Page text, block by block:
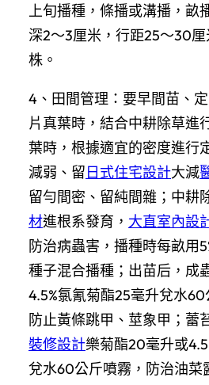
上旬播種，條播或溝播，畝
深2～3厘米，行距25～30
株。
4、田間管理：要早間苗、
片真葉時，結合中耕除草進
葉時，根據適宜的密度進行
減弱、留日式住宅設計大減
留勻間密、留純間雜；中耕
材進根系發育， 大直室內設
防治病蟲害，播種時每畝用
種子混合播種；出苗后，成
4.5%氯氰菊酯25毫升兌水60
防止黃條跳甲、莖象甲；蕾
裝修設計樂菊酯20毫升或
兌水60公斤噴霧，防治油菜